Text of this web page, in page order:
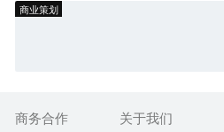
商业策划
商务合作 关于我们